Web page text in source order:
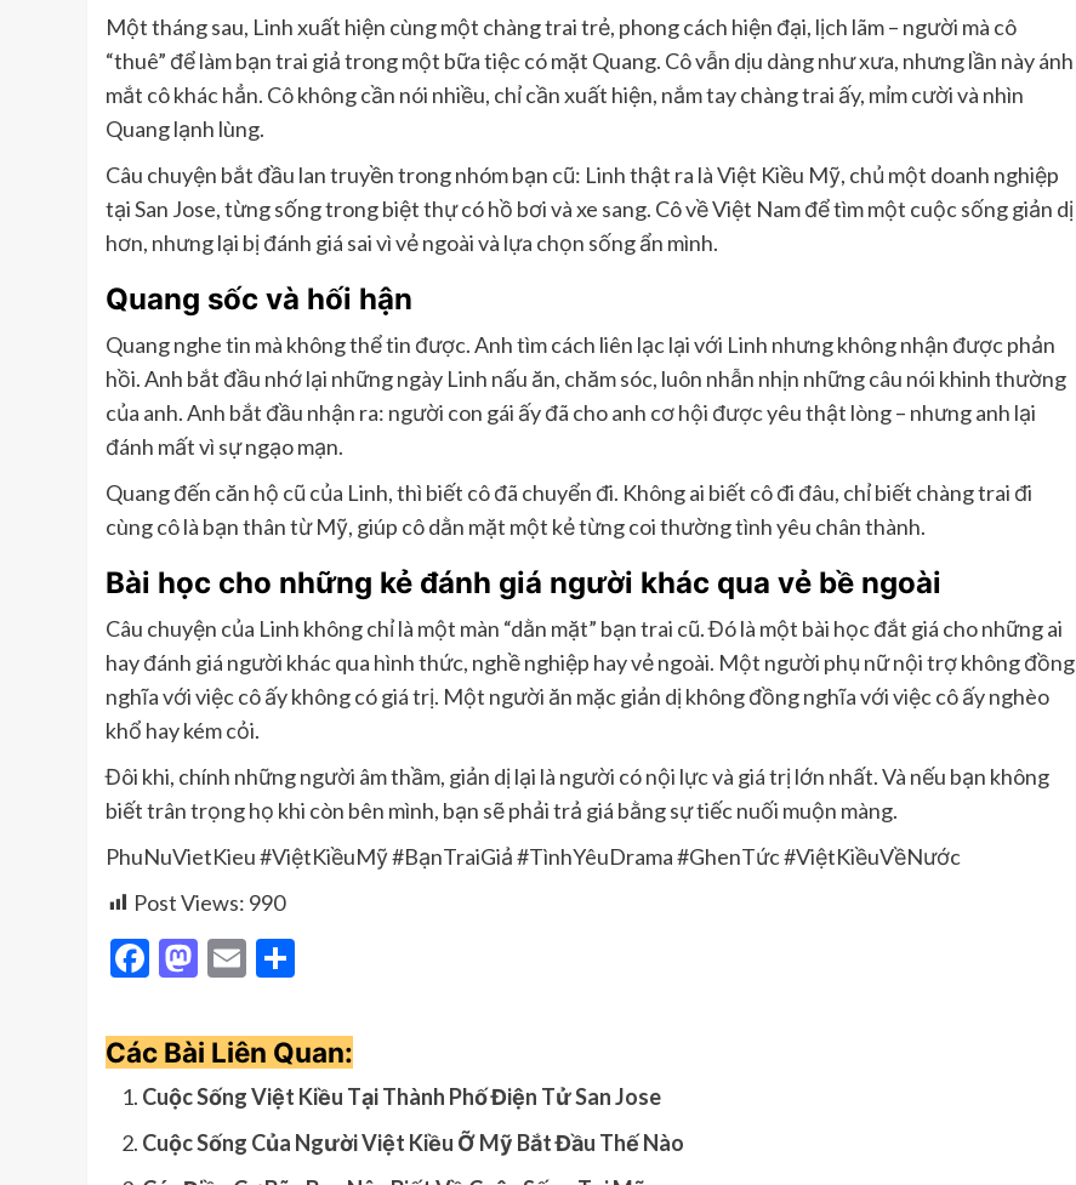
Một tháng sau, Linh xuất hiện cùng một chàng trai trẻ, phong cách hiện đại, lịch lãm – người mà cô
“thuê” để làm bạn trai giả trong một bữa tiệc có mặt Quang. Cô vẫn dịu dàng như xưa, nhưng lần này ánh
mắt cô khác hẳn. Cô không cần nói nhiều, chỉ cần xuất hiện, nắm tay chàng trai ấy, mỉm cười và nhìn
Quang lạnh lùng.
Câu chuyện bắt đầu lan truyền trong nhóm bạn cũ: Linh thật ra là Việt Kiều Mỹ, chủ một doanh nghiệp
tại San Jose, từng sống trong biệt thự có hồ bơi và xe sang. Cô về Việt Nam để tìm một cuộc sống giản dị
hơn, nhưng lại bị đánh giá sai vì vẻ ngoài và lựa chọn sống ẩn mình.
Quang sốc và hối hận
Quang nghe tin mà không thể tin được. Anh tìm cách liên lạc lại với Linh nhưng không nhận được phản
hồi. Anh bắt đầu nhớ lại những ngày Linh nấu ăn, chăm sóc, luôn nhẫn nhịn những câu nói khinh thường
của anh. Anh bắt đầu nhận ra: người con gái ấy đã cho anh cơ hội được yêu thật lòng – nhưng anh lại
đánh mất vì sự ngạo mạn.
Quang đến căn hộ cũ của Linh, thì biết cô đã chuyển đi. Không ai biết cô đi đâu, chỉ biết chàng trai đi
cùng cô là bạn thân từ Mỹ, giúp cô dằn mặt một kẻ từng coi thường tình yêu chân thành.
Bài học cho những kẻ đánh giá người khác qua vẻ bề ngoài
Câu chuyện của Linh không chỉ là một màn “dằn mặt” bạn trai cũ. Đó là một bài học đắt giá cho những ai
hay đánh giá người khác qua hình thức, nghề nghiệp hay vẻ ngoài. Một người phụ nữ nội trợ không đồng
nghĩa với việc cô ấy không có giá trị. Một người ăn mặc giản dị không đồng nghĩa với việc cô ấy nghèo
khổ hay kém cỏi.
Đôi khi, chính những người âm thầm, giản dị lại là người có nội lực và giá trị lớn nhất. Và nếu bạn không
biết trân trọng họ khi còn bên mình, bạn sẽ phải trả giá bằng sự tiếc nuối muộn màng.
PhuNuVietKieu #ViệtKiềuMỹ #BạnTraiGiả #TìnhYêuDrama #GhenTức #ViệtKiềuVềNước
Post Views: 990
Facebook
Mastodon
Email
Các Bài Liên Quan:
Cuộc Sống Việt Kiều Tại Thành Phố Điện Tử San Jose
Cuộc Sống Của Người Việt Kiều Ỡ Mỹ Bắt Đầu Thế Nào